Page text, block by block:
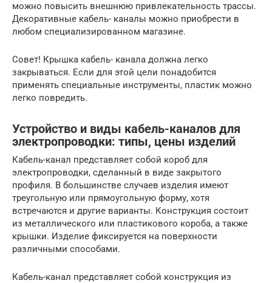
можно повысить внешнюю привлекательность трассы.
Декоративные кабель- каналы можно приобрести в
любом специализированном магазине.
Совет! Крышка кабель- канала должна легко
закрываться. Если для этой цели понадобится
применять специальные инструменты, пластик можно
легко повредить.
Устройство и виды кабель-каналов для
электропроводки: типы, цены изделий
Кабель-канал представляет собой короб для
электропроводки, сделанный в виде закрытого
профиля. В большинстве случаев изделия имеют
треугольную или прямоугольную форму, хотя
встречаются и другие варианты. Конструкция состоит
из металлического или пластикового короба, а также
крышки. Изделие фиксируется на поверхности
различными способами.
Кабель-канал представляет собой конструкция из